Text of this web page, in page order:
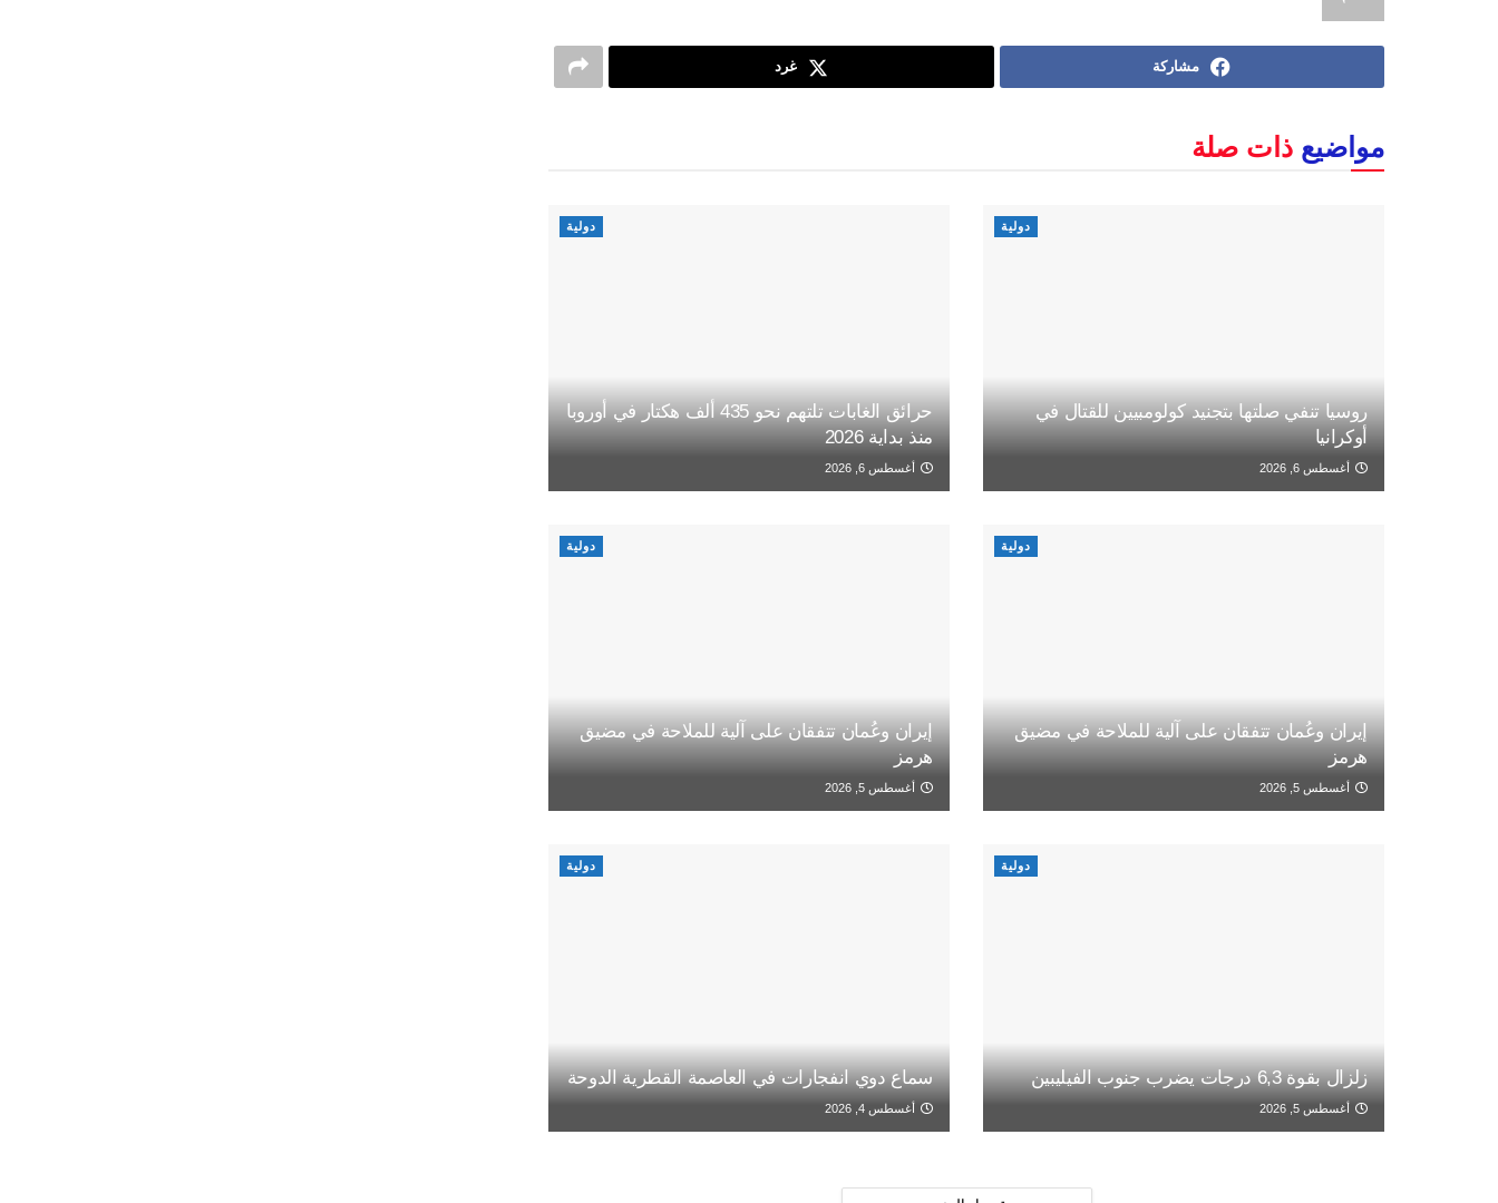
مشاركة غرد
مواضيع ذات صلة
دولية
روسيا تنفي صلتها بتجنيد كولومبيين للقتال في
أوكرانيا
أغسطس 6, 2026
دولية
حرائق الغابات تلتهم نحو 435 ألف هكتار في أوروبا
منذ بداية 2026
أغسطس 6, 2026
دولية
إيران وعُمان تتفقان على آلية للملاحة في مضيق
هرمز
أغسطس 5, 2026
دولية
إيران وعُمان تتفقان على آلية للملاحة في مضيق
هرمز
أغسطس 5, 2026
دولية
زلزال بقوة 6,3 درجات يضرب جنوب الفيليبين
أغسطس 5, 2026
دولية
سماع دوي انفجارات في العاصمة القطرية الدوحة
أغسطس 4, 2026